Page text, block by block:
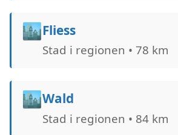
🏙️Fliess
Stad i regionen • 78 km
🏙️Wald
Stad i regionen • 84 km